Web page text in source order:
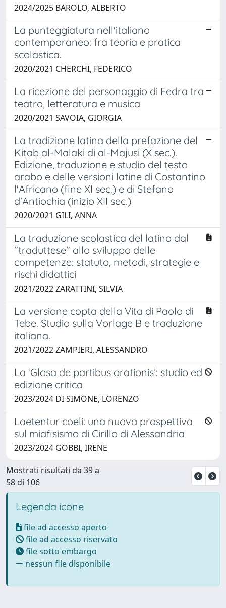
2024/2025 BAROLO, ALBERTO
La punteggiatura nell'italiano
contemporaneo: fra teoria e pratica
scolastica.
2020/2021 CHERCHI, FEDERICO
La ricezione del personaggio di Fedra tra
teatro, letteratura e musica
2020/2021 SAVOIA, GIORGIA
La tradizione latina della prefazione del
Kitab al-Malaki di al-Majusi (X sec.).
Edizione, traduzione e studio del testo
arabo e delle versioni latine di Costantino
l'Africano (fine XI sec.) e di Stefano
d'Antiochia (inizio XII sec.)
2020/2021 GILI, ANNA
La traduzione scolastica del latino dal
"traduttese" allo sviluppo delle
competenze: statuto, metodi, strategie e
rischi didattici
2021/2022 ZARATTINI, SILVIA
La versione copta della Vita di Paolo di
Tebe. Studio sulla Vorlage B e traduzione
italiana.
2021/2022 ZAMPIERI, ALESSANDRO
La ‘Glosa de partibus orationis’: studio ed
edizione critica
2023/2024 DI SIMONE, LORENZO
Laetentur coeli: una nuova prospettiva
sul miafisismo di Cirillo di Alessandria
2023/2024 GOBBI, IRENE
Mostrati risultati da 39 a
58 di 106
Legenda icone
file ad accesso aperto
file ad accesso riservato
file sotto embargo
nessun file disponibile